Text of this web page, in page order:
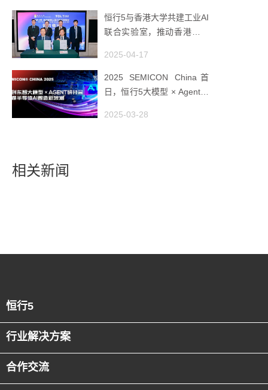
恒行5与香港大学共建工业AI
联合实验室，推动香港成为
2025-04-17
2025 SEMICON China首
日，恒行5大模型 × Agent研
潮
2025-03-28
相关新闻
恒行5
行业解决方案
合作交流